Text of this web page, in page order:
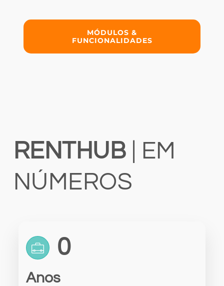
MÓDULOS &
FUNCIONALIDADES
RENTHUB | EM
NÚMEROS
0
Anos